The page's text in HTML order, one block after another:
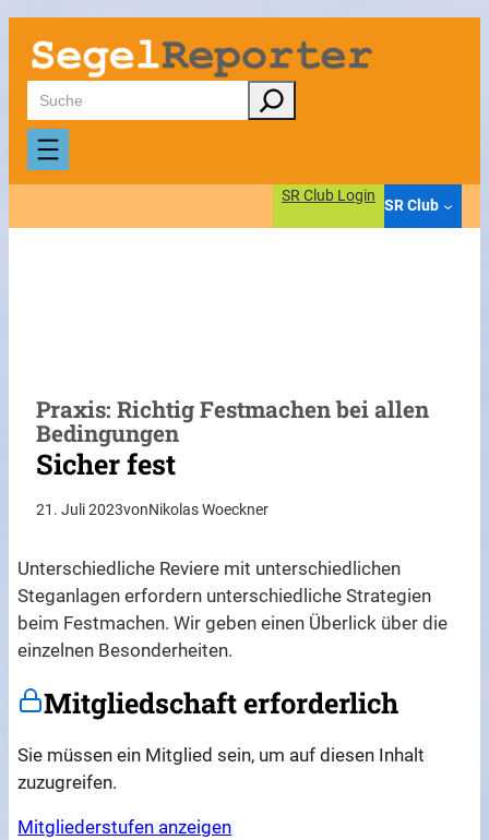
Zum
Inhalt
springen
Suchen
SR Club Login
SR Club
Praxis: Richtig Festmachen bei allen
Bedingungen
Sicher fest
21. Juli 2023vonNikolas Woeckner
Unterschiedliche Reviere mit unterschiedlichen
Steganlagen erfordern unterschiedliche Strategien
beim Festmachen. Wir geben einen Überlick über die
einzelnen Besonderheiten.
Mitgliedschaft erforderlich
Sie müssen ein Mitglied sein, um auf diesen Inhalt
zuzugreifen.
Mitgliederstufen anzeigen